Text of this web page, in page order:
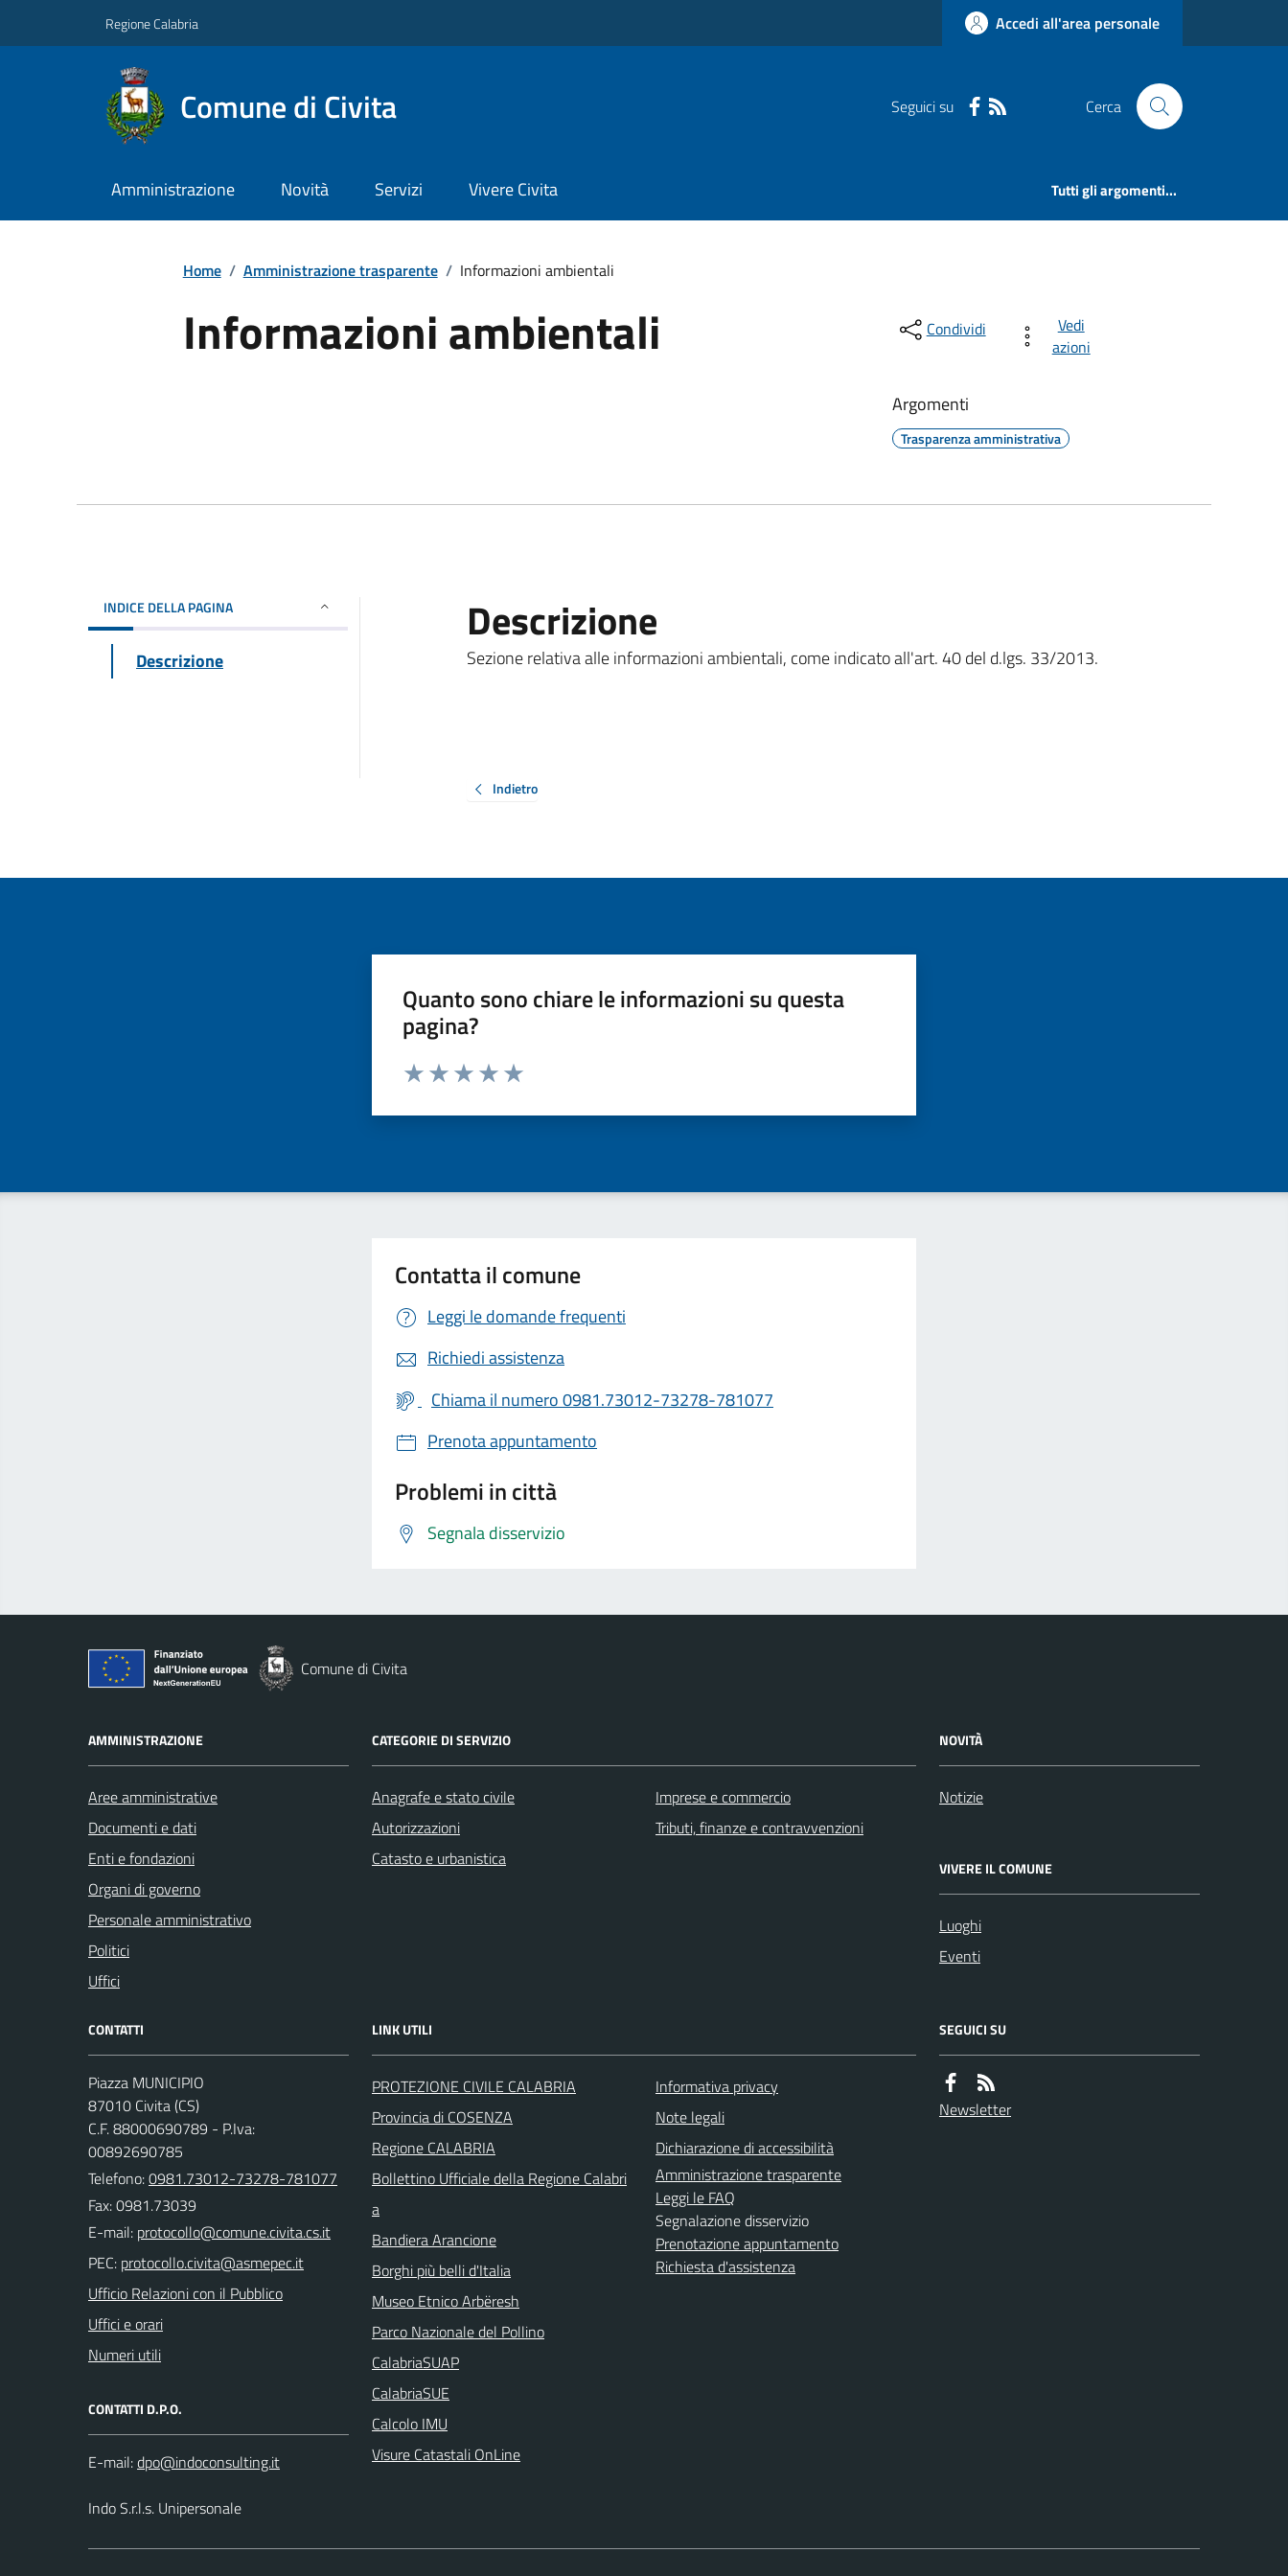
Regione Calabria Accedi all'area personale
Comune di Civita Seguici su Cerca
Amministrazione Novità Servizi Vivere Civita Tutti gli argomenti...
Home / Amministrazione trasparente / Informazioni ambientali
Informazioni ambientali Condividi
Vedi
azioni
Argomenti
Trasparenza amministrativa
INDICE DELLA PAGINA
Descrizione
Descrizione
Sezione relativa alle informazioni ambientali, come indicato all'art. 40 del d.lgs. 33/2013.
Indietro
Quanto sono chiare le informazioni su questa
pagina?
Valuta da 1 a 5 stelle la pagina
Contatta il comune
Leggi le domande frequenti
Richiedi assistenza
Chiama il numero 0981.73012-73278-781077
Prenota appuntamento
Problemi in città
Segnala disservizio
Comune di Civita
AMMINISTRAZIONE
Aree amministrative
Documenti e dati
Enti e fondazioni
Organi di governo
Personale amministrativo
Politici
Uffici
CATEGORIE DI SERVIZIO
Anagrafe e stato civile
Autorizzazioni
Catasto e urbanistica
Imprese e commercio
Tributi, finanze e contravvenzioni
NOVITÀ
Notizie
VIVERE IL COMUNE
Luoghi
Eventi
CONTATTI
Piazza MUNICIPIO
87010 Civita (CS)
C.F. 88000690789 - P.Iva:
00892690785
Telefono:0981.73012-73278-781077
Fax: 0981.73039
E-mail:
PEC:
Ufficio Relazioni con il Pubblico
Uffici e orari
Numeri utili
CONTATTI D.P.O.
E-mail:
Indo S.r.l.s. Unipersonale
LINK UTILI
PROTEZIONE CIVILE CALABRIA
Provincia di COSENZA
Regione CALABRIA
Bollettino Ufficiale della Regione Calabri
a
Bandiera Arancione
Borghi più belli d'Italia
Museo Etnico Arbëresh
Parco Nazionale del Pollino
CalabriaSUAP
CalabriaSUE
Calcolo IMU
Visure Catastali OnLine
Informativa privacy
Note legali
Dichiarazione di accessibilità
Amministrazione trasparente
Leggi le FAQ
Segnalazione disservizio
Prenotazione appuntamento
Richiesta d'assistenza
SEGUICI SU
Newsletter